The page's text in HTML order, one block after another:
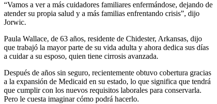
“Vamos a ver a más cuidadores familiares enfermándose, dejando de
atender su propia salud y a más familias enfrentando crisis”, dijo
Jorwic.
Paula Wallace, de 63 años, residente de Chidester, Arkansas, dijo
que trabajó la mayor parte de su vida adulta y ahora dedica sus días
a cuidar a su esposo, quien tiene cirrosis avanzada.
Después de años sin seguro, recientemente obtuvo cobertura gracias
a la expansión de Medicaid en su estado, lo que significa que tendrá
que cumplir con los nuevos requisitos laborales para conservarla.
Pero le cuesta imaginar cómo podrá hacerlo.